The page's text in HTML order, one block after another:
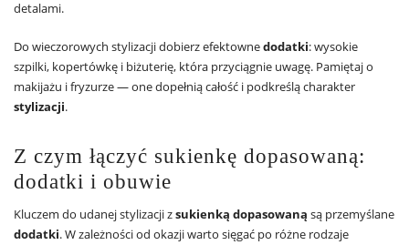
detalami.
Do wieczorowych stylizacji dobierz efektownedodatki: wysokie
szpilki, kopertówkę i biżuterię, która przyciągnie uwagę. Pamiętaj o
makijażu i fryzurze — one dopełnią całość i podkreślą charakter
stylizacji.
Z czym łączyć sukienkę dopasowaną:
dodatki i obuwie
Kluczem do udanej stylizacji zsukienką dopasowaną są przemyślane
dodatki. W zależności od okazji warto sięgać po różne rodzaje